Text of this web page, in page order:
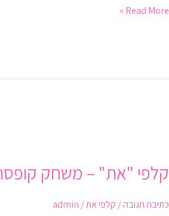
Read More »
קלפי "את" – משחק
כתיבת תגובה/ קלפי את/
admin
–
קופסה